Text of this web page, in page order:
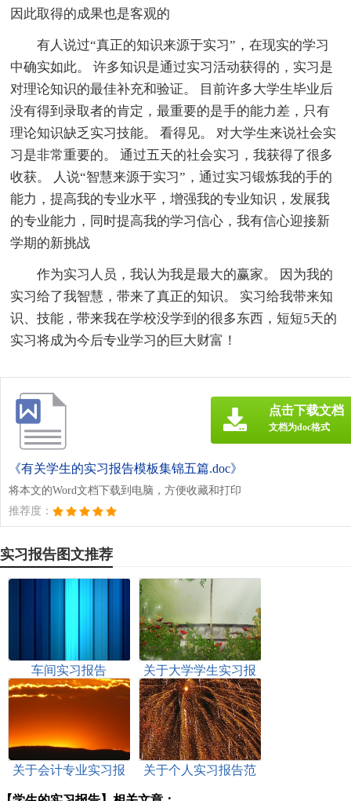
因此取得的成果也是客观的
有人说过“真正的知识来源于实习”，在现实的学习
中确实如此。 许多知识是通过实习活动获得的，实习是
对理论知识的最佳补充和验证。 目前许多大学生毕业后
没有得到录取者的肯定，最重要的是手的能力差，只有
理论知识缺乏实习技能。 看得见。 对大学生来说社会实
习是非常重要的。 通过五天的社会实习，我获得了很多
收获。 人说“智慧来源于实习”，通过实习锻炼我的手的
能力，提高我的专业水平，增强我的专业知识，发展我
的专业能力，同时提高我的学习信心，我有信心迎接新
学期的新挑战
作为实习人员，我认为我是最大的赢家。 因为我的
实习给了我智慧，带来了真正的知识。 实习给我带来知
识、技能，带来我在学校没学到的很多东西，短短5天的
实习将成为今后专业学习的巨大财富！
《有关学生的实习报告模板集锦五篇.doc》
将本文的Word文档下载到电脑，方便收藏和打印
推荐度：
点击下载文档
文档为doc格式
实习报告图文推荐
车间实习报告
关于大学学生实习报
告3篇
关于会计专业实习报
关于个人实习报告范